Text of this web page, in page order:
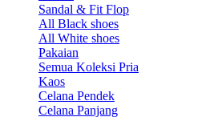
Sandal & Fit Flop
All Black shoes
All White shoes
Pakaian
Semua Koleksi Pria
Kaos
Celana Pendek
Celana Panjang